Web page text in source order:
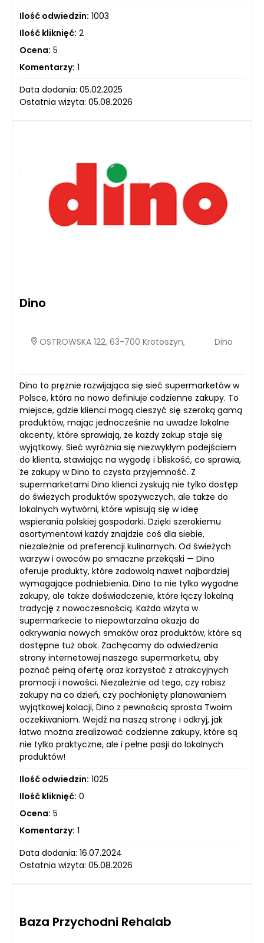
Ilość odwiedzin: 1003
Ilość kliknięć: 2
Ocena: 5
Komentarzy: 1
Data dodania: 05.02.2025
Ostatnia wizyta: 05.08.2026
Dino
OSTROWSKA 122, 63-700 Krotoszyn, Dino
Dino to prężnie rozwijająca się sieć supermarketów w
Polsce, która na nowo definiuje codzienne zakupy. To
miejsce, gdzie klienci mogą cieszyć się szeroką gamą
produktów, mając jednocześnie na uwadze lokalne
akcenty, które sprawiają, że każdy zakup staje się
wyjątkowy. Sieć wyróżnia się niezwykłym podejściem
do klienta, stawiając na wygodę i bliskość, co sprawia,
że zakupy w Dino to czysta przyjemność. Z
supermarketami Dino klienci zyskują nie tylko dostęp
do świeżych produktów spożywczych, ale także do
lokalnych wytwórni, które wpisują się w ideę
wspierania polskiej gospodarki. Dzięki szerokiemu
asortymentowi każdy znajdzie coś dla siebie,
niezależnie od preferencji kulinarnych. Od świeżych
warzyw i owoców po smaczne przekąski — Dino
oferuje produkty, które zadowolą nawet najbardziej
wymagające podniebienia. Dino to nie tylko wygodne
zakupy, ale także doświadczenie, które łączy lokalną
tradycję z nowoczesnością. Każda wizyta w
supermarkecie to niepowtarzalna okazja do
odkrywania nowych smaków oraz produktów, które są
dostępne tuż obok. Zachęcamy do odwiedzenia
strony internetowej naszego supermarketu, aby
poznać pełną ofertę oraz korzystać z atrakcyjnych
promocji i nowości. Niezależnie od tego, czy robisz
zakupy na co dzień, czy pochłonięty planowaniem
wyjątkowej kolacji, Dino z pewnością sprosta Twoim
oczekiwaniom. Wejdź na naszą stronę i odkryj, jak
łatwo można zrealizować codzienne zakupy, które są
nie tylko praktyczne, ale i pełne pasji do lokalnych
produktów!
Ilość odwiedzin: 1025
Ilość kliknięć: 0
Ocena: 5
Komentarzy: 1
Data dodania: 16.07.2024
Ostatnia wizyta: 05.08.2026
Baza Przychodni Rehalab